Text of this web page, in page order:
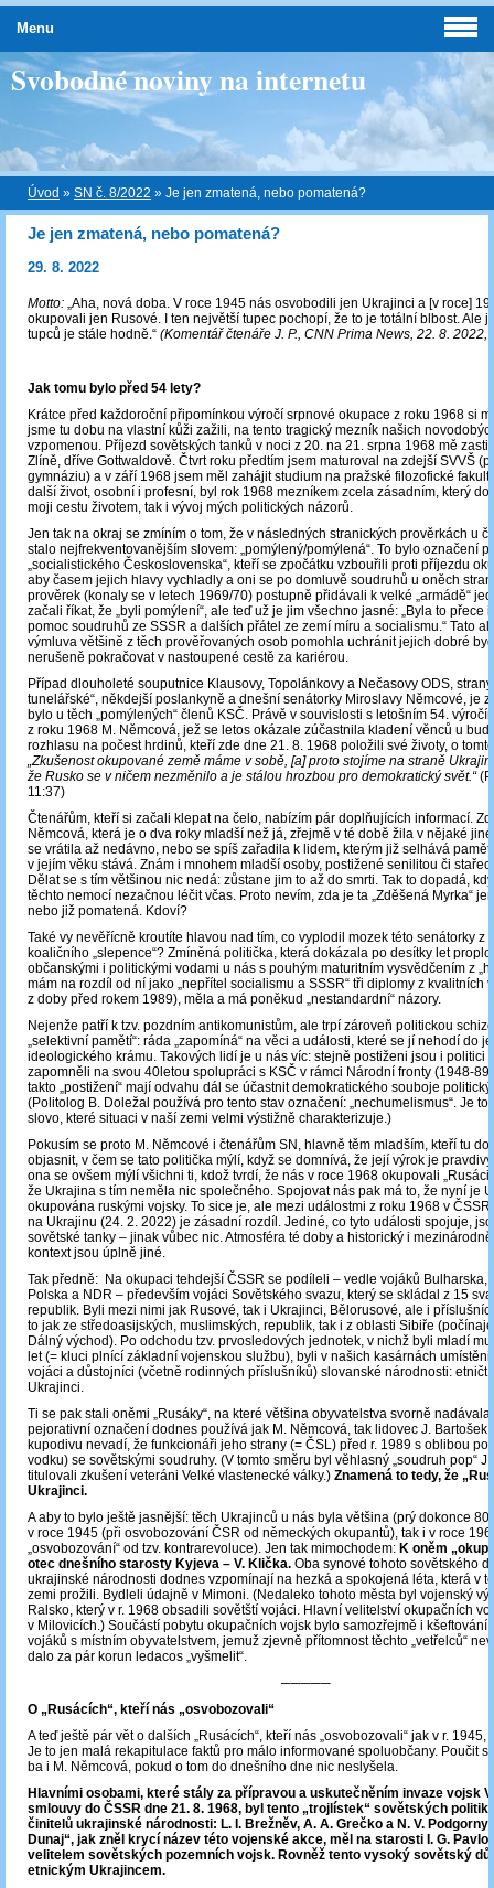
Svobodné noviny na internetu
Úvod » SN č. 8/2022 » Je jen zmatená, nebo pomatená?
Je jen zmatená, nebo pomatená?
29. 8. 2022
Motto: „Aha, nová doba. V roce 1945 nás osvobodili jen Ukrajinci a [v roce]
okupovali jen Rusové. I ten největší tupec pochopí, že to je totální blbost. Ale
tupců je stále hodně.“ (Komentář čtenáře J. P., CNN Prima News, 22. 8. 2022,
Jak tomu bylo před 54 lety?
Krátce před každoroční připomínkou výročí srpnové okupace z roku 1968 si
jsme tu dobu na vlastní kůži zažili, na tento tragický mezník našich
vzpomenou. Příjezd sovětských tanků v noci z 20. na 21. srpna 1968 mě
Zlíně, dříve Gottwaldově. Čtvrt roku předtím jsem maturoval na zdejší SVVŠ
gymnáziu) a v září 1968 jsem měl zahájit studium na pražské filozofické
další život, osobní i profesní, byl rok 1968 mezníkem zcela zásadním, který
moji cestu životem, tak i vývoj mých politických názorů.
Jen tak na okraj se zmíním o tom, že v následných stranických prověrkách u
stalo nejfrekventovanějším slovem: „pomýlený/pomýlená“. To bylo označení
„socialistického Československa“, kteří se zpočátku vzbouřili proti příjezdu
aby časem jejich hlavy vychladly a oni se po domluvě soudruhů u oněch
prověrek (konaly se v letech 1969/70) postupně přidávali k velké „armádě“
začali říkat, že „byli pomýlení“, ale teď už je jim všechno jasné: „Byla to přece
pomoc soudruhů ze SSSR a dalších přátel ze zemí míru a socialismu.“ Tato
výmluva většině z těch prověřovaných osob pomohla uchránit jejich dobré
nerušeně pokračovat v nastoupené cestě za kariérou.
Případ dlouholeté souputnice Klausovy, Topolánkovy a Nečasovy ODS,
tunelářské“, někdejší poslankyně a dnešní senátorky Miroslavy Němcové, je
bylo u těch „pomýlených“ členů KSČ. Právě v souvislosti s letošním 54.
z roku 1968 M. Němcová, jež se letos okázale zúčastnila kladení věnců u
rozhlasu na počest hrdinů, kteří zde dne 21. 8. 1968 položili své životy, o
„Zkušenost okupované země máme v sobě, [a] proto stojíme na straně
že Rusko se v ničem nezměnilo a je stálou hrozbou pro demokratický svět.“
11:37)
Čtenářům, kteří si začali klepat na čelo, nabízím pár doplňujících informací.
Němcová, která je o dva roky mladší než já, zřejmě v té době žila v nějaké
se vrátila až nedávno, nebo se spíš zařadila k lidem, kterým již selhává
v jejím věku stává. Znám i mnohem mladší osoby, postižené senilitou či
Dělat se s tím většinou nic nedá: zůstane jim to až do smrti. Tak to dopadá,
těchto nemocí nezačnou léčit včas. Proto nevím, zda je ta „Zděšená Myrka“
nebo již pomatená. Kdoví?
Také vy nevěřícně kroutíte hlavou nad tím, co vyplodil mozek této senátorky z
koaličního „slepence“? Zmíněná politička, která dokázala po desítky let
občanskými i politickými vodami u nás s pouhým maturitním vysvědčením z
mám na rozdíl od ní jako „nepřítel socialismu a SSSR“ tři diplomy z kvalitních
z doby před rokem 1989), měla a má poněkud „nestandardní“ názory.
Nejenže patří k tzv. pozdním antikomunistům, ale trpí zároveň politickou
„selektivní pamětí“: ráda „zapomíná“ na věci a události, které se jí nehodí do
ideologického krámu. Takových lidí je u nás víc: stejně postiženi jsou i politici
zapomněli na svou 40letou spolupráci s KSČ v rámci Národní fronty (1948-
takto „postižení“ mají odvahu dál se účastnit demokratického souboje
(Politolog B. Doležal používá pro tento stav označení: „nechumelismus“. Je to
slovo, které situaci v naší zemi velmi výstižně charakterizuje.)
Pokusím se proto M. Němcové i čtenářům SN, hlavně těm mladším, kteří tu
objasnit, v čem se tato politička mýlí, když se domnívá, že její výrok je
ona se ovšem mýlí všichni ti, kdož tvrdí, že nás v roce 1968 okupovali
že Ukrajina s tím neměla nic společného. Spojovat nás pak má to, že nyní je
okupována ruskými vojsky. To sice je, ale mezi událostmi z roku 1968 v
na Ukrajinu (24. 2. 2022) je zásadní rozdíl. Jediné, co tyto události spojuje,
sovětské tanky – jinak vůbec nic. Atmosféra té doby a historický i
kontext jsou úplně jiné.
Tak předně: Na okupaci tehdejší ČSSR se podíleli – vedle vojáků Bulharska,
Polska a NDR – především vojáci Sovětského svazu, který se skládal z 15
republik. Byli mezi nimi jak Rusové, tak i Ukrajinci, Bělorusové, ale i
to jak ze středoasijských, muslimských, republik, tak i z oblasti Sibiře
Dálný východ). Po odchodu tzv. prvosledových jednotek, v nichž byli mladí
let (= kluci plnící základní vojenskou službu), byli v našich kasárnách
vojáci a důstojníci (včetně rodinných příslušníků) slovanské národnosti: etničtí
Ukrajinci.
Ti se pak stali oněmi „Rusáky“, na které většina obyvatelstva svorně
pejorativní označení dodnes používá jak M. Němcová, tak lidovec J. Bartošek,
kupodivu nevadí, že funkcionáři jeho strany (= ČSL) před r. 1989 s oblibou
vodku) se sovětskými soudruhy. (V tomto směru byl věhlasný „soudruh pop“
titulovali zkušení veteráni Velké vlastenecké války.) Znamená to tedy, že
Ukrajinci.
A aby to bylo ještě jasnější: těch Ukrajinců u nás byla většina (prý dokonce 80
v roce 1945 (při osvobozování ČSR od německých okupantů), tak i v roce
„osvobozování“ od tzv. kontrarevoluce). Jen tak mimochodem: K oněm
otec dnešního starosty Kyjeva – V. Klička. Oba synové tohoto sovětského
ukrajinské národnosti dodnes vzpomínají na hezká a spokojená léta, která v
zemi prožili. Bydleli údajně v Mimoni. (Nedaleko tohoto města byl vojenský
Ralsko, který v r. 1968 obsadili sovětští vojáci. Hlavní velitelství okupačních
v Milovicích.) Součástí pobytu okupačních vojsk bylo samozřejmě i kšeftování
vojáků s místním obyvatelstvem, jemuž zjevně přítomnost těchto „vetřelců“
dalo za pár korun ledacos „vyšmelit“.
─────
O „Rusácích“, kteří nás „osvobozovali“
A teď ještě pár vět o dalších „Rusácích“, kteří nás „osvobozovali“ jak v r. 1945,
Je to jen malá rekapitulace faktů pro málo informované spoluobčany. Poučit
ba i M. Němcová, pokud o tom do dnešního dne nic neslyšela.
Hlavními osobami, které stály za přípravou a uskutečněním invaze vojsk
smlouvy do ČSSR dne 21. 8. 1968, byl tento „trojlístek“ sovětských
činitelů ukrajinské národnosti: L. I. Brežněv, A. A. Grečko a N. V.
Dunaj“, jak zněl krycí název této vojenské akce, měl na starosti I. G.
velitelem sovětských pozemních vojsk. Rovněž tento vysoký sovětský
etnickým Ukrajincem.
Menu